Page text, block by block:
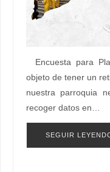
Encuesta para
objeto de tener un
nuestra parroquia
recoger datos en…
SEGUIR